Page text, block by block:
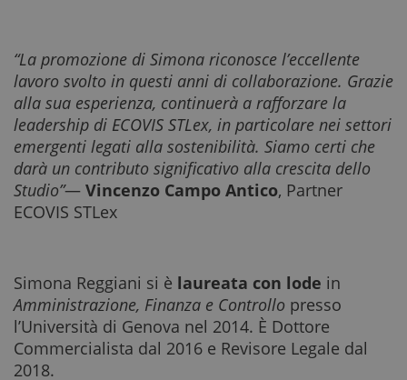
“La promozione di Simona riconosce l’eccellente
lavoro svolto in questi anni di collaborazione. Grazie
alla sua esperienza, continuerà a rafforzare la
leadership di ECOVIS STLex, in particolare nei settori
emergenti legati alla sostenibilità. Siamo certi che
darà un contributo significativo alla crescita dello
Studio”— Vincenzo Campo Antico, Partner
ECOVIS STLex
Simona Reggiani si è laureata con lode in
Amministrazione, Finanza e Controllo presso
l’Università di Genova nel 2014. È Dottore
Commercialista dal 2016 e Revisore Legale dal
2018.